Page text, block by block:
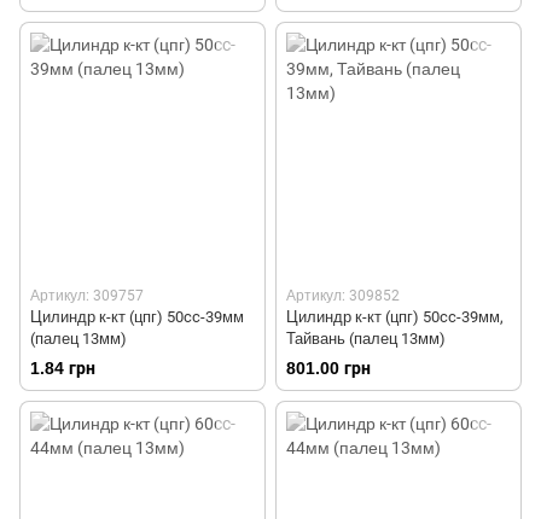
Артикул: 309757
Цилиндр к-кт (цпг) 50cc-39мм
(палец 13мм)
1.84 грн
Артикул: 309852
Цилиндр к-кт (цпг) 50cc-39мм,
Тайвань (палец 13мм)
801.00 грн